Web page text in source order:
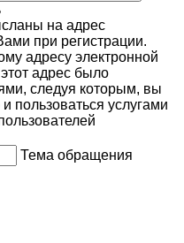
на адрес
при регистрации.
адресу электронной
адрес было
следуя которым, вы
пользоваться услугами
Тема обращения